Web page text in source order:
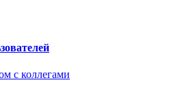
с коллегами